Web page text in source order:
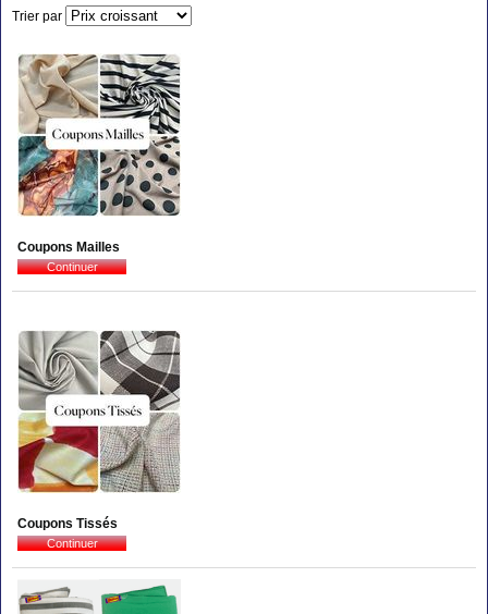
Trier par
Coupons Mailles
Coupons Tissés